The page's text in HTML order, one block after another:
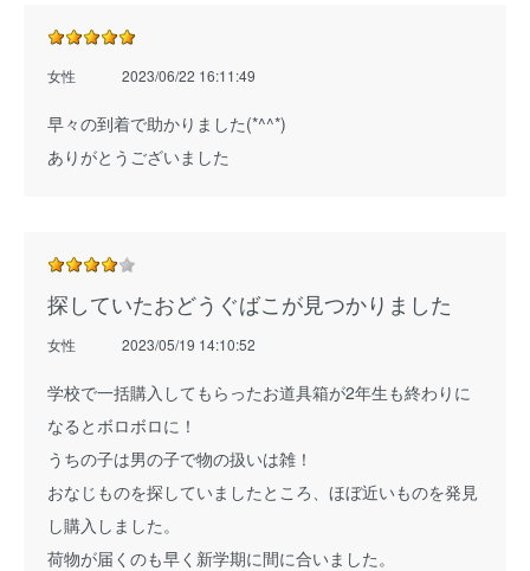
女性 2023/06/22 16:11:49
早々の到着で助かりました(*^^*)
ありがとうございました
探していたおどうぐばこが見つかりました
女性 2023/05/19 14:10:52
学校で一括購入してもらったお道具箱が2年生も終わりに
なるとボロボロに！
うちの子は男の子で物の扱いは雑！
おなじものを探していましたところ、ほぼ近いものを発見
し購入しました。
荷物が届くのも早く新学期に間に合いました。